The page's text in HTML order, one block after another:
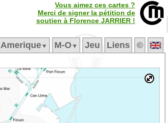
Vous aimez ces cartes ?
Merci de signer la pétition de
soutien à Florence JARRIER !
Amerique ▼ M‑O ▼ Jeu Liens ©